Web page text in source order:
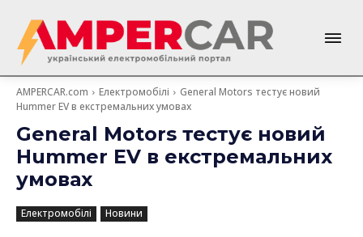
AMPERCAR.com Електромобілі
General Motors тестує новий
Hummer EV в екстремальних умовах
General Motors тестує новий
Hummer EV в екстремальних
умовах
Електромобілі Новини